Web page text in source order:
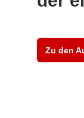
Zu den